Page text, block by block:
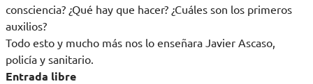
consciencia? ¿Qué hay que hacer? ¿Cuáles son los primeros
auxilios?
Todo esto y mucho más nos lo enseñara Javier Ascaso,
policía y sanitario.
Entrada libre